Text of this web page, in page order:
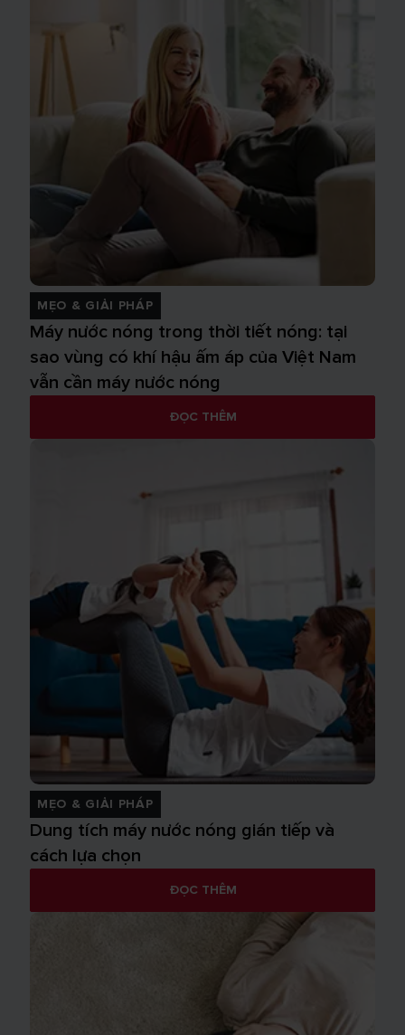
MẸO & GIẢI PHÁP
Máy nước nóng trong thời tiết nóng: tại
sao vùng có khí hậu ấm áp của Việt Nam
vẫn cần máy nước nóng
ĐỌC THÊM
MẸO & GIẢI PHÁP
Dung tích máy nước nóng gián tiếp và
cách lựa chọn
ĐỌC THÊM